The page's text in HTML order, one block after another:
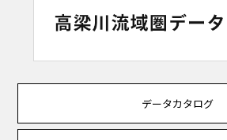
データカタログ